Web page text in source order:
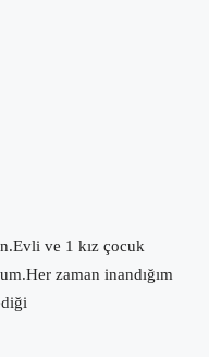
ve 1 kız çocuk
zaman inandığım